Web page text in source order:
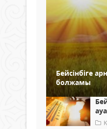
Бейсінбіге
болжамы